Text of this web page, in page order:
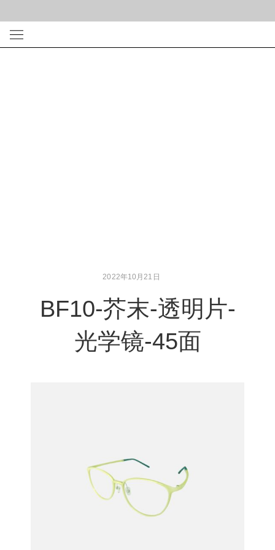
2022年10月21日
BF10-芥末-透明片-
光学镜-45面